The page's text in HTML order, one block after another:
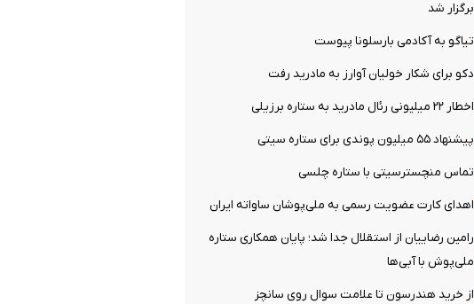
برگزار شد
تیاگو به آکادمی بارسلونا پیوست
دکو برای شکار خولیان آوارز به مادرید رفت
اخطار ۲۲ میلیونی رئال مادرید به ستاره برزیلی
پیشنهاد ۵۵ میلیون پوندی برای ستاره سیتی
تماس منچسترسیتی با ستاره چلسی
اهدای کارت عضویت رسمی به ملی‌پوشان ساواته ایران
رامین رضاییان از استقلال جدا شد؛ پایان همکاری ستاره
ملی‌پوش با آبی‌ها
از خرید هندرسون تا علامت سوال روی سانچز